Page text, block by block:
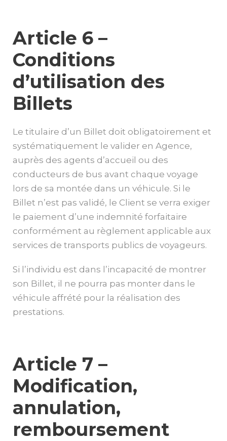
Article 6 –
Conditions
d’utilisation des
Billets
Le titulaire d’un Billet doit obligatoirement et
systématiquement le valider en Agence,
auprès des agents d’accueil ou des
conducteurs de bus avant chaque voyage
lors de sa montée dans un véhicule. Si le
Billet n’est pas validé, le Client se verra exiger
le paiement d’une indemnité forfaitaire
conformément au règlement applicable aux
services de transports publics de voyageurs.
Si l’individu est dans l’incapacité de montrer
son Billet, il ne pourra pas monter dans le
véhicule affrété pour la réalisation des
prestations.
Article 7 –
Modification,
annulation,
remboursement